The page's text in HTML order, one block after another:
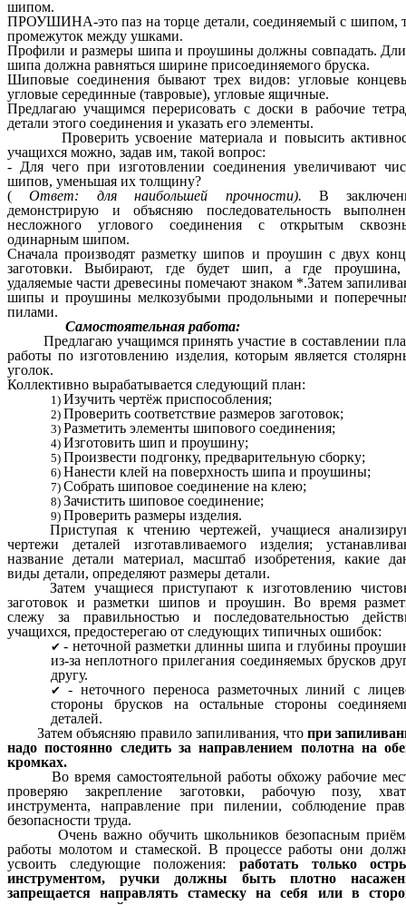
шипом.
ПРОУШИНА-это паз на торце детали, соединяемый с шипом,
промежуток между ушками.
Профили и размеры шипа и проушины должны совпадать.
шипа должна равняться ширине присоединяемого бруска.
Шиповые соединения бывают трех видов: угловые
угловые серединные (тавровые), угловые ящичные.
Предлагаю учащимся перерисовать с доски в рабочие
детали этого соединения и указать его элементы.
Проверить усвоение материала и повысить
учащихся можно, задав им, такой вопрос:
- Для чего при изготовлении соединения увеличивают
шипов, уменьшая их толщину?
(Ответ: для наибольшей прочности). В
демонстрирую и объясняю последовательность
несложного углового соединения с открытым
одинарным шипом.
Сначала производят разметку шипов и проушин с двух
заготовки. Выбирают, где будет шип, а где
удаляемые части древесины помечают знаком *.Затем
шипы и проушины мелкозубыми продольными и
пилами.
Самостоятельная работа:
Предлагаю учащимся принять участие в составлении
работы по изготовлению изделия, которым является
уголок.
Коллективно вырабатывается следующий план:
Изучить чертёж приспособления;
Проверить соответствие размеров заготовок;
Разметить элементы шипового соединения;
Изготовить шип и проушину;
Произвести подгонку, предварительную сборку;
Нанести клей на поверхность шипа и проушины;
Собрать шиповое соединение на клею;
Зачистить шиповое соединение;
Проверить размеры изделия.
Приступая к чтению чертежей, учащиеся
чертежи деталей изготавливаемого изделия;
название детали материал, масштаб изобретения, какие
виды детали, определяют размеры детали.
Затем учащиеся приступают к изготовлению
заготовок и разметки шипов и проушин. Во время
слежу за правильностью и последовательностью
учащихся, предостерегаю от следующих типичных ошибок:
- неточной разметки длинны шипа и глубины
из-за неплотного прилегания соединяемых брусков
другу.
- неточного переноса разметочных линий с
стороны брусков на остальные стороны
деталей.
Затем объясняю правило запиливания, чтопри
надо постоянно следить за направлением полотна на
кромках.
Во время самостоятельной работы обхожу рабочие
проверяю закрепление заготовки, рабочую позу,
инструмента, направление при пилении, соблюдение
безопасности труда.
Очень важно обучить школьников безопасным
работы молотом и стамеской. В процессе работы они
усвоить следующие положения: работать только
инструментом, ручки должны быть плотно
запрещается направлять стамеску на себя или в